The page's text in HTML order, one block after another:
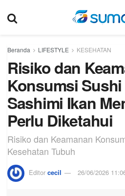
Beranda LIFESTYLE KESEHATAN
Risiko dan
Konsumsi
Sashimi Ikan
Perlu Diketahui
Risiko dan Keamanan
Kesehatan Tubuh
Editor cecil 26/06/2026